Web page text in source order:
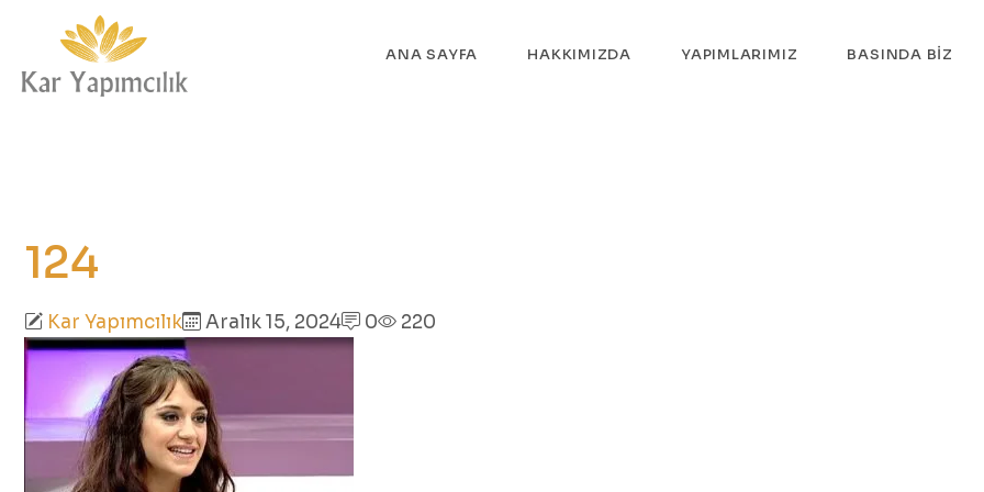
ANA SAYFA HAKKIMIZDA YAPIMLARIMIZ BASINDA BIZ
124
Kar Yapımcılık Aralık 15, 2024 0 220